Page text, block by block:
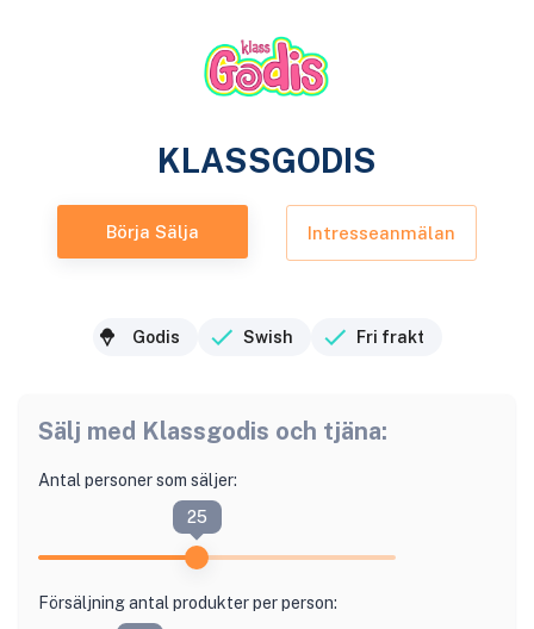
KLASSGODIS
Börja Sälja Intresseanmälan
Godis Swish Fri frakt
Sälj med Klassgodis och tjäna:
Antal personer som säljer:
25
Försäljning antal produkter per person: